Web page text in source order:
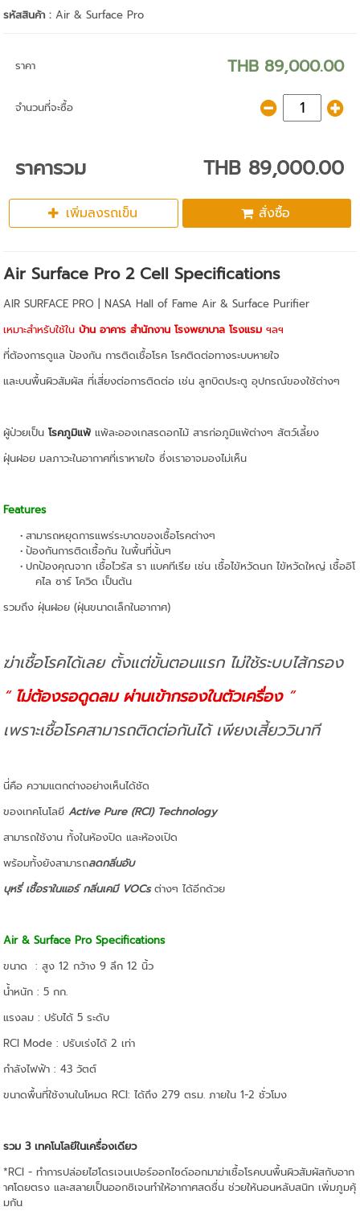
รหัสสินค้า :Air & Surface Pro
ราคา THB 89,000.00
จำนวนที่จะซื้อ
ราคารวม THB 89,000.00
เพิ่มลงรถเข็น สั่งซื้อ
Air Surface Pro 2 Cell Specifications
AIR SURFACE PRO | NASA Hall of Fame Air & Surface Purifier
เหมาะสำหรับใช้ในบ้าน อาคาร สำนักงาน โรงพยาบาล โรงแรม ฯลฯ
ที่ต้องการดูแล ป้องกัน การติดเชื้อโรค โรคติดต่อทางระบบหายใจ
และบนพื้นผิวสัมผัส ที่เสี่ยงต่อการติดต่อ เช่น ลูกบิดประตู อุปกรณ์ของใช้ต่างๆ
ผู้ป่วยเป็นโรคภูมิแพ้ แพ้ละอองเกสรดอกไม้ สารก่อภูมิแพ้ต่างๆ สัตว์เลี้ยง
ฝุ่นฝอย มลภาวะในอากาศที่เราหายใจ ซึ่งเราอาจมองไม่เห็น
Features
สามารถหยุดการแพร่ระบาดของเชื้อโรคต่างๆ
ป้องกันการติดเชื้อกัน ในพื้นที่นั้นๆ
ปกป้องคุณจาก เชื้อไวรัส รา แบคทีเรีย เช่น เชื้อไข้หวัดนก ไข้หวัดใหญ่ เชื้ออิโ
คไล ซาร์ โควิด เป็นต้น
รวมถึง ฝุ่นฝอย (ฝุ่นขนาดเล็กในอากาศ)
ฆ่าเชื้อโรคได้เลย ตั้งแต่ขั้นตอนแรก ไม่ใช้ระบบไส้กรอง
“ ไม่ต้องรอดูดลม ผ่านเข้ากรองในตัวเครื่อง”
เพราะเชื้อโรคสามารถติดต่อกันได้ เพียงเสี้ยววินาที
นี่คือ ความแตกต่างอย่างเห็นได้ชัด
ของเทคโนโลยี Active Pure (RCI) Technology
สามารถใช้งาน ทั้งในห้องปิด และห้องเปิด
พร้อมทั้งยังสามารถลดกลิ่นอับ
บุหรี่ เชื้อราในแอร์ กลิ่นเคมี VOCsต่างๆ ได้อีกด้วย
Air & Surface Pro Specifications
ขนาด : สูง 12 กว้าง 9 ลึก 12 นิ้ว
น้ำหนัก : 5 กก.
แรงลม : ปรับได้ 5 ระดับ
RCI Mode : ปรับเร่งได้ 2 เท่า
กำลังไฟฟ้า : 43 วัตต์
ขนาดพื้นที่ใช้งานในโหมด RCI: ได้ถึง 279 ตรม. ภายใน 1-2 ชั่วโมง
รวม 3 เทคโนโลยีในเครื่องเดียว
*RCI - ทำการปล่อยไฮโดรเจนเปอร์ออกไซด์ออกมาฆ่าเชื้อโรคบนพื้นผิวสัมผัสกับอาก
าศโดยตรง และสลายเป็นออกซิเจนทำให้อากาศสดชื่น ช่วยให้นอนหลับสนิท เพิ่มภูมคุ้
มกัน